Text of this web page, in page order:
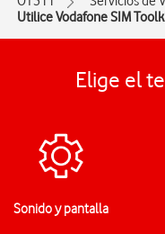
Utilice Vodafone SIM
Elige el
Sonido y pantalla